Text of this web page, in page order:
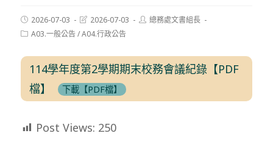
Post
published:
2026-07-03
Post
modified:
2026-07-03
Post總務處文書組長
PostA03.一般公告/A04.行政公告
114學年度第2學期期末校務會議紀錄【PDF
檔】
下載【PDF檔】
Post Views: 250